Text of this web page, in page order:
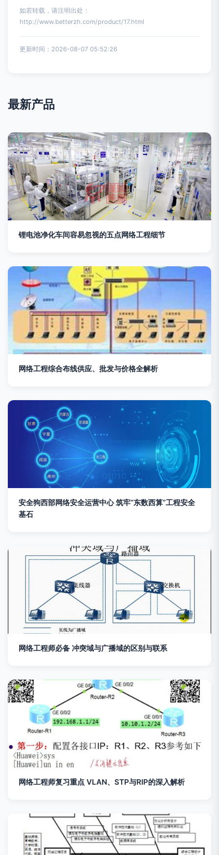
如若转载，请注明出处：
http://www.betterzh.com/product/17.html
更新时间：2026-08-07 05:52:26
最新产品
锂电池净化车间容易忽视的五点网络工程细节
网络工程综合布线供应、批发与价格全解析
安全狗西部网络安全运营中心 筑牢“东数西算”工程安全
基石
网络工程师必备 冲突域与广播域的区别与联系
网络工程师复习重点 VLAN、STP与RIP的深入解析